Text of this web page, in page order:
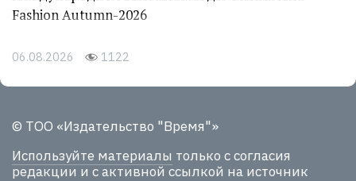
Fashion Autumn-2026
06.08.2026 1122
© ТОО «Издательство "Время"»
Используйте материалы только с согласия
редакции и с активной ссылкой на источник